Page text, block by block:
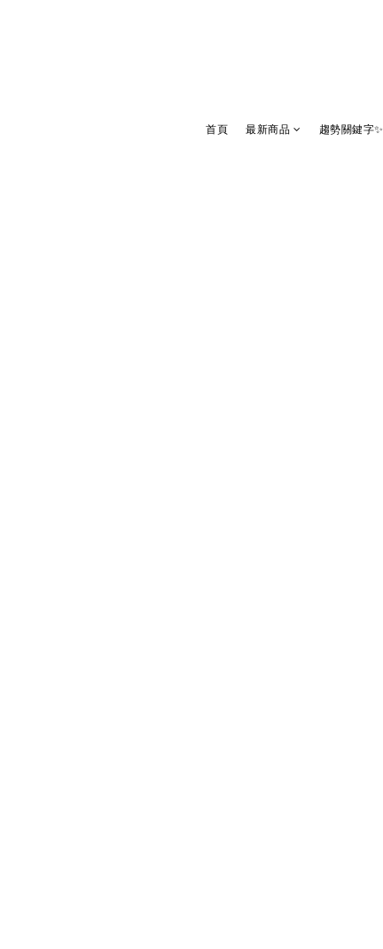
首頁 最新商品 趨勢關鍵字✨